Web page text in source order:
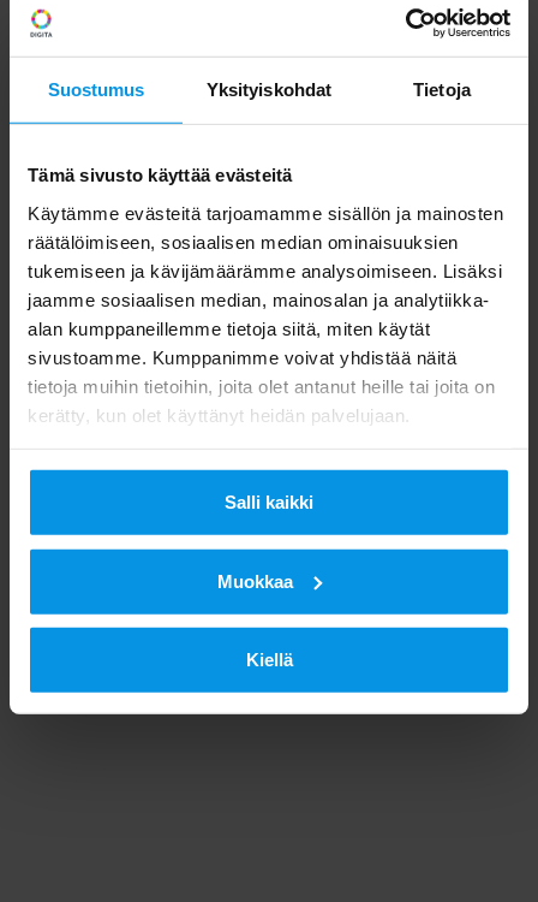
Suostumus Yksityiskohdat Tietoja
Tämä sivusto käyttää evästeitä
Käytämme evästeitä tarjoamamme sisällön ja mainosten
räätälöimiseen, sosiaalisen median ominaisuuksien
tukemiseen ja kävijämäärämme analysoimiseen. Lisäksi
jaamme sosiaalisen median, mainosalan ja analytiikka-
alan kumppaneillemme tietoja siitä, miten käytät
sivustoamme. Kumppanimme voivat yhdistää näitä
tietoja muihin tietoihin, joita olet antanut heille tai joita on
kerätty, kun olet käyttänyt heidän palvelujaan.
Salli kaikki
Muokkaa
Kiellä